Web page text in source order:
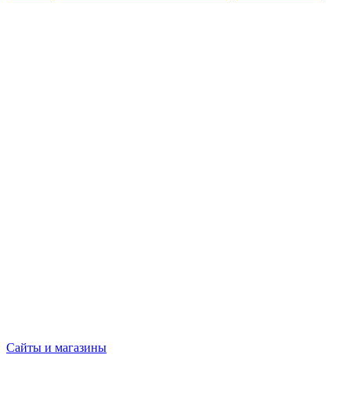
Сайты и магазины